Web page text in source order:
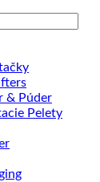
& Púder
Pelety